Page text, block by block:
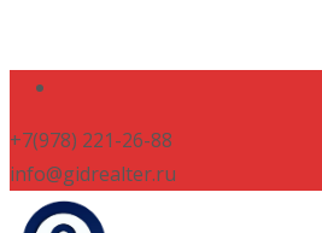
+7(978) 221-26-88
info@gidrealter.ru